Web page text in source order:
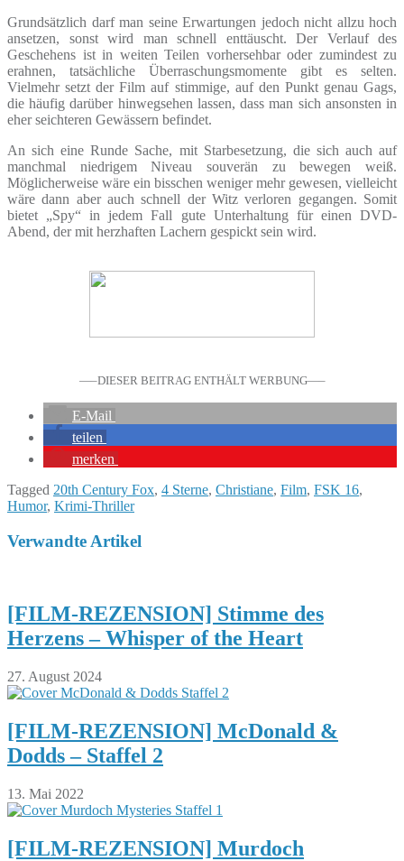
Grundsätzlich darf man seine Erwartungen jedoch nicht allzu hoch
ansetzen, sonst wird man schnell enttäuscht. Der Verlauf des
Geschehens ist in weiten Teilen vorhersehbar oder zumindest zu
erahnen, tatsächliche Überraschungsmomente gibt es selten.
Vielmehr setzt der Film auf stimmige, auf den Punkt genau Gags,
die häufig darüber hinwegsehen lassen, dass man sich ansonsten in
eher seichteren Gewässern befindet.
An sich eine Runde Sache, mit Starbesetzung, die sich auch auf
manchmal niedrigem Niveau souverän zu bewegen weiß.
Möglicherweise wäre ein bisschen weniger mehr gewesen, vielleicht
wäre dann aber auch schnell der Witz verloren gegangen. Somit
bietet „Spy“ in jedem Fall gute Unterhaltung für einen DVD-
Abend, der mit herzhaften Lachern gespickt sein wird.
—–DIESER BEITRAG ENTHÄLT WERBUNG—–
E-Mail
teilen
merken
Tagged 20th Century Fox, 4 Sterne, Christiane, Film, FSK 16,
Humor, Krimi-Thriller
Verwandte Artikel
[FILM-REZENSION] Stimme des
Herzens – Whisper of the Heart
27. August 2024
[FILM-REZENSION] McDonald &
Dodds – Staffel 2
13. Mai 2022
[FILM-REZENSION] Murdoch